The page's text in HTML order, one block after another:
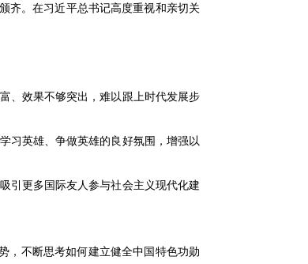
齐。在习近平总书记高度重视和亲切关
、效果不够突出，难以跟上时代发展步
习英雄、争做英雄的良好氛围，增强以
引更多国际友人参与社会主义现代化建
，不断思考如何建立健全中国特色功勋